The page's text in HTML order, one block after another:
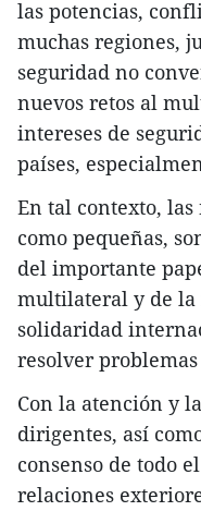
las potencias,
muchas regiones,
seguridad no
nuevos retos al
intereses de
países,
En tal contexto,
como pequeñas,
del importante
multilateral y de la
solidaridad
resolver
Con la atención y
dirigentes, así
consenso de todo
relaciones